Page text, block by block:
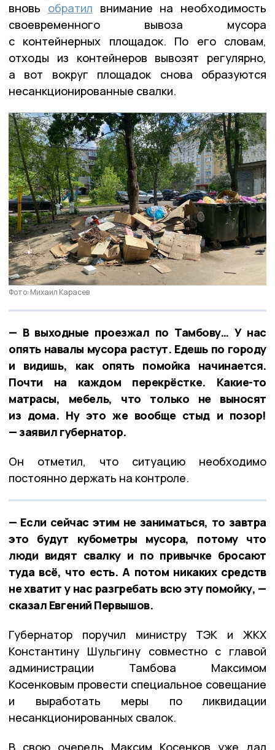
вновь обратил внимание на необходимость
своевременного вывоза мусора
с контейнерных площадок. По его словам,
отходы из контейнеров вывозят регулярно,
а вот вокруг площадок снова образуются
несанкционированные свалки.
Фото: Михаил Карасев
— В выходные проезжал по Тамбову… У нас
опять навалы мусора растут. Едешь по городу
и видишь, как опять помойка начинается.
Почти на каждом перекрёстке. Какие-то
матрасы, мебель, что только не выносят
из дома. Ну это же вообще стыд и позор!
— заявил губернатор.
Он отметил, что ситуацию необходимо
постоянно держать на контроле.
— Если сейчас этим не заниматься, то завтра
это будут кубометры мусора, потому что
люди видят свалку и по привычке бросают
туда всё, что есть. А потом никаких средств
не хватит у нас разгребать всю эту помойку, —
сказал Евгений Первышов.
Губернатор поручил министру ТЭК и ЖКХ
Константину Шульгину совместно с главой
администрации Тамбова Максимом
Косенковым провести специальное совещание
и выработать меры по ликвидации
несанкционированных свалок.